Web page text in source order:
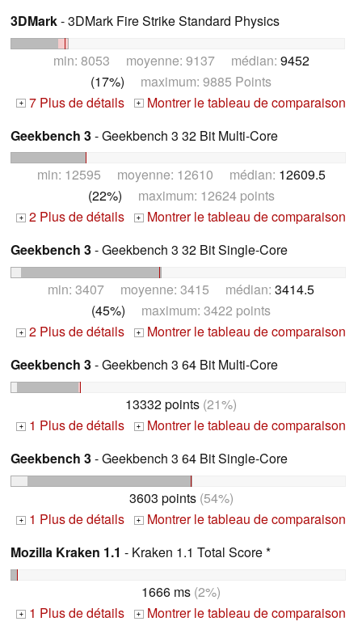
3DMark- 3DMark Fire Strike Standard Physics
min: 8053 moyenne: 9137 médian: 9452
(17%) maximum: 9885 Points
+ 7 Plus de détails + Montrer le tableau de comparaison
Geekbench 3- Geekbench 3 32 Bit Multi-Core
min: 12595 moyenne: 12610 médian: 12609.5
(22%) maximum: 12624 points
+ 2 Plus de détails + Montrer le tableau de comparaison
Geekbench 3- Geekbench 3 32 Bit Single-Core
min: 3407 moyenne: 3415 médian: 3414.5
(45%) maximum: 3422 points
+ 2 Plus de détails + Montrer le tableau de comparaison
Geekbench 3- Geekbench 3 64 Bit Multi-Core
13332 points (21%)
+ 1 Plus de détails + Montrer le tableau de comparaison
Geekbench 3- Geekbench 3 64 Bit Single-Core
3603 points(54%)
+ 1 Plus de détails + Montrer le tableau de comparaison
Mozilla Kraken 1.1 - Kraken 1.1 Total Score *
1666 ms (2%)
+ 1 Plus de détails + Montrer le tableau de comparaison